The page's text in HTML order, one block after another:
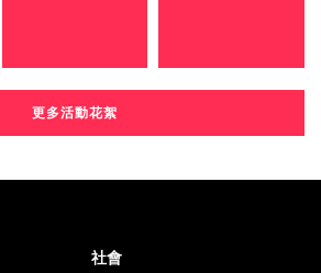
更多活動花絮
社會